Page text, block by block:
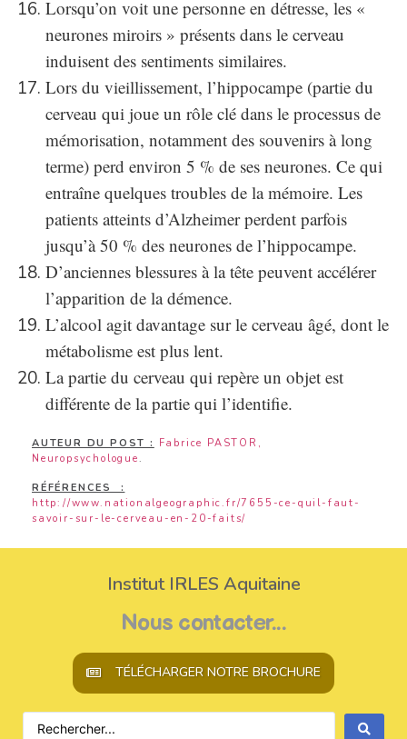
Lorsqu’on voit une personne en détresse, les «
neurones miroirs » présents dans le cerveau
induisent des sentiments similaires.
Lors du vieillissement, l’hippocampe (partie du
cerveau qui joue un rôle clé dans le processus de
mémorisation, notamment des souvenirs à long
terme) perd environ 5 % de ses neurones. Ce qui
entraîne quelques troubles de la mémoire. Les
patients atteints d’Alzheimer perdent parfois
jusqu’à 50 % des neurones de l’hippocampe.
D’anciennes blessures à la tête peuvent accélérer
l’apparition de la démence.
L’alcool agit davantage sur le cerveau âgé, dont le
métabolisme est plus lent.
La partie du cerveau qui repère un objet est
différente de la partie qui l’identifie.
AUTEUR DU POST : Fabrice PASTOR,
Neuropsychologue.
RÉFÉRENCES :
http://www.nationalgeographic.fr/7655-ce-quil-faut-
savoir-sur-le-cerveau-en-20-faits/
Institut IRLES Aquitaine
Nous contacter...
TÉLÉCHARGER NOTRE BROCHURE